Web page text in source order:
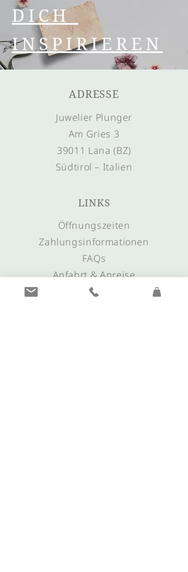
DICH
INSPIRIEREN
ADRESSE
Juwelier Plunger
Am Gries 3
39011 Lana (BZ)
Südtirol – Italien
LINKS
Öffnungszeiten
Zahlungsinformationen
FAQs
Anfahrt & Anreise